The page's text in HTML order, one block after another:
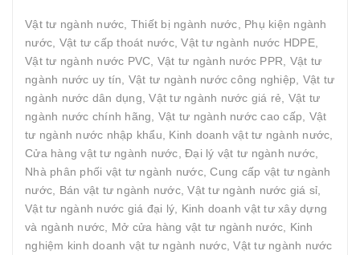
Vật tư ngành nước, Thiết bị ngành nước, Phụ kiện ngành
nước, Vật tư cấp thoát nước, Vật tư ngành nước HDPE,
Vật tư ngành nước PVC, Vật tư ngành nước PPR, Vật tư
ngành nước uy tín, Vật tư ngành nước công nghiệp, Vật tư
ngành nước dân dụng, Vật tư ngành nước giá rẻ, Vật tư
ngành nước chính hãng, Vật tư ngành nước cao cấp, Vật
tư ngành nước nhập khẩu, Kinh doanh vật tư ngành nước,
Cửa hàng vật tư ngành nước, Đại lý vật tư ngành nước,
Nhà phân phối vật tư ngành nước, Cung cấp vật tư ngành
nước, Bán vật tư ngành nước, Vật tư ngành nước giá sỉ,
Vật tư ngành nước giá đại lý, Kinh doanh vật tư xây dựng
và ngành nước, Mở cửa hàng vật tư ngành nước, Kinh
nghiệm kinh doanh vật tư ngành nước, Vật tư ngành nước